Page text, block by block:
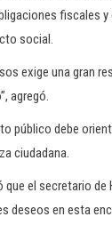
fiscales
social.
exige una gran
agregó.
público debe
ciudadana.
que el secretario
deseos en esta